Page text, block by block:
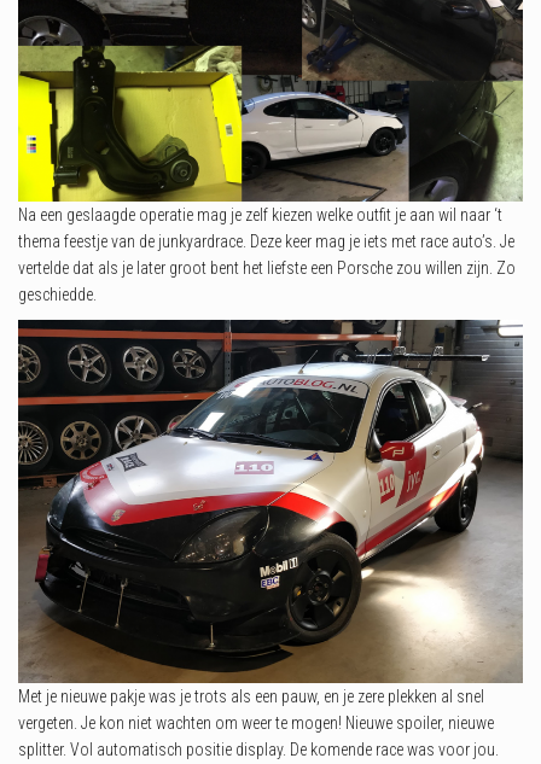
Na een geslaagde operatie mag je zelf kiezen welke outfit je aan wil naar ‘t
thema feestje van de junkyardrace. Deze keer mag je iets met race auto’s. Je
vertelde dat als je later groot bent het liefste een Porsche zou willen zijn. Zo
geschiedde.
Met je nieuwe pakje was je trots als een pauw, en je zere plekken al snel
vergeten. Je kon niet wachten om weer te mogen! Nieuwe spoiler, nieuwe
splitter. Vol automatisch positie display. De komende race was voor jou.